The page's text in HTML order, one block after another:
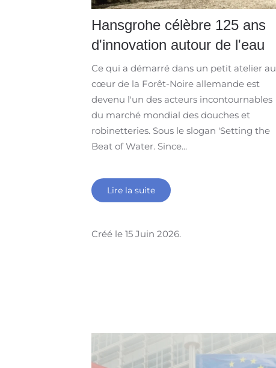
Hansgrohe célèbre 125 ans
d'innovation autour de l'eau
Ce qui a démarré dans un petit atelier au
cœur de la Forêt-Noire allemande est
devenu l'un des acteurs incontournables
du marché mondial des douches et
robinetteries. Sous le slogan 'Setting the
Beat of Water. Since...
Lire la suite
Créé le 15 Juin 2026.